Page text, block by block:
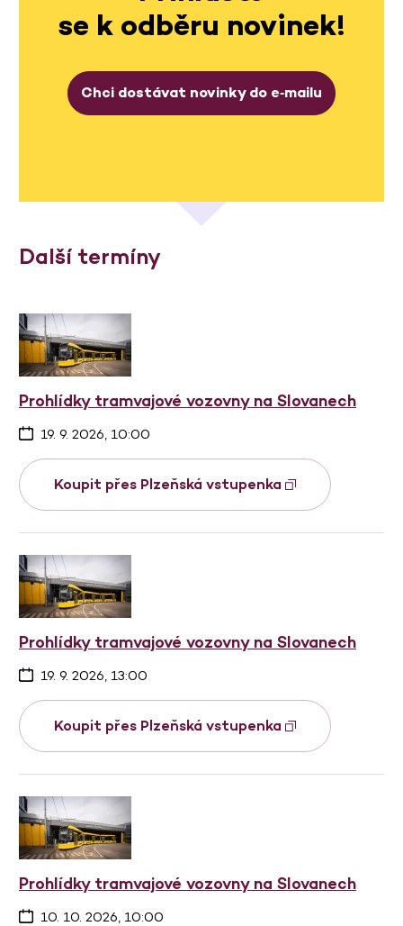
se k odběru novinek!
Chci dostávat novinky do e‑mailu
Další termíny
Prohlídky tramvajové vozovny na Slovanech
19. 9. 2026, 10:00
Koupit přes Plzeňská vstupenka
Prohlídky tramvajové vozovny na Slovanech
19. 9. 2026, 13:00
Koupit přes Plzeňská vstupenka
Prohlídky tramvajové vozovny na Slovanech
10. 10. 2026, 10:00